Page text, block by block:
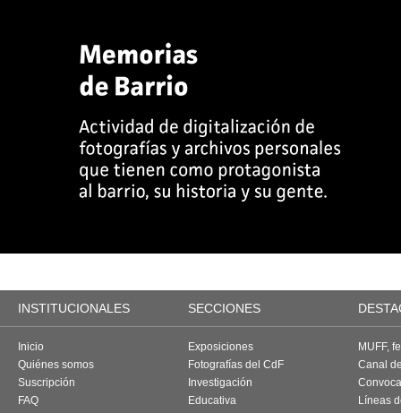
INSTITUCIONALES SECCIONES
Inicio
Quiénes somos
Suscripción
FAQ
Exposiciones
Fotografías del CdF
Investigación
Educativa
MUFF,
Canal
Líneas